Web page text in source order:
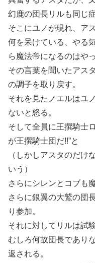
幻鹿の団長リルも同じ
そこにユノが現れ、ア
何を呆けている、やる
ら魔法帝になるのはや
その言葉を聞いたアス
の調子を取り戻す。
それを見たノエルはユ
ないと怒る。
そして全員に王撰騎士
が王撰騎士団だ!!”と
（しかしアスタのだけ
いう）
さらにシレンとコブも
さらに銀翼の大鷲の団
り参加。
それに対してリルは試
むしろ何故団長であり
返される。